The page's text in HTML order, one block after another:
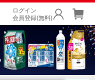
ログイン
会員登録(無料)